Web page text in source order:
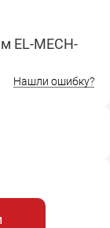
EL-MECH-
Нашли ошибку?